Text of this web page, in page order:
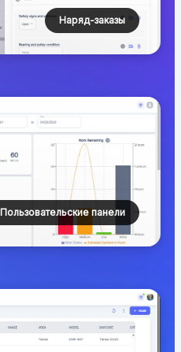
Наряд-заказы
Пользовательские панели